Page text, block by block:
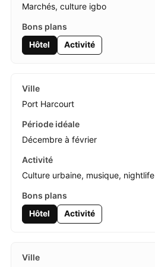
Marchés, culture igbo
Hôtel Activité
Port Harcourt
Décembre à février
Culture urbaine, musique, nightlife
Hôtel Activité